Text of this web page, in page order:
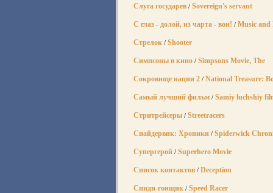
Слуга государев / Sovereign's servant
С глаз - долой, из чарта - вон! / Music and
Стрелок / Shooter
Симпсоны в кино / Simpsons Movie, The
Сокровище нации 2 / National Treasure:
Самый лучший фильм / Samiy luchshiy
Стритрейсеры / Streetracers
Спайдервик: Хроники / Spiderwick
Супергерой / Superhero Movie
Список контактов / Deception
Спиди-гонщик / Speed Racer